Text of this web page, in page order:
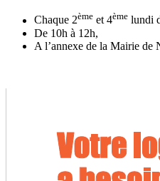
Chaque 2ème et 4ème lundi
De 10h à 12h,
A l’annexe de la Mairie de